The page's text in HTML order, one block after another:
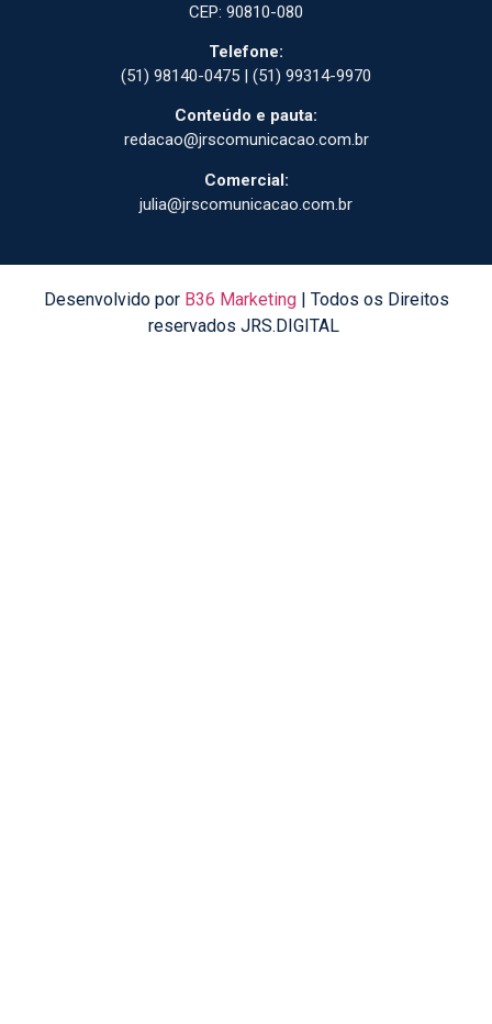
CEP: 90810-080
Telefone:
(51) 98140-0475 | (51) 99314-9970
Conteúdo e pauta:
redacao@jrscomunicacao.com.br
Comercial:
julia@jrscomunicacao.com.br
Desenvolvido por B36 Marketing| Todos os Direitos
reservados JRS.DIGITAL